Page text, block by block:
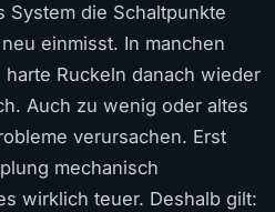
die Schaltpunkte
einmisst. In manchen
Ruckeln danach wieder
Auch zu wenig oder altes
verursachen. Erst
mechanisch
wirklich teuer. Deshalb gilt: